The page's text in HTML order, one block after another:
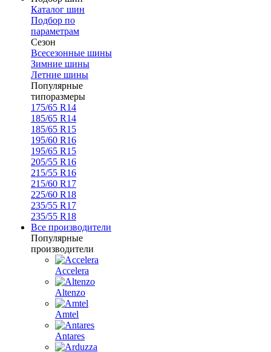
Каталог шин
Подбор по
параметрам
Сезон
Всесезонные шины
Зимние шины
Летние шины
Популярные
типоразмеры
175/65 R14
185/65 R14
185/65 R15
195/60 R16
195/65 R15
205/55 R16
215/55 R16
215/60 R17
225/60 R18
235/55 R17
235/55 R18
Все производители
Популярные
производители
Accelera
Altenzo
Amtel
Antares